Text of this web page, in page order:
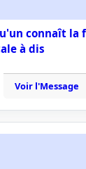
connaît la
à dis
Voir l'Message